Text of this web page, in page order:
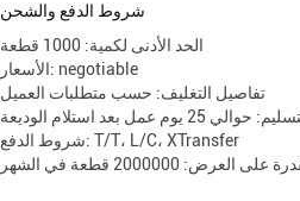
شروط الدفع والشحن
الحد الأدنى لكمية: 1000 قطعة
الأسعار: negotiable
تفاصيل التغليف: حسب متطلبات العميل
25 يوم عمل بعد استلام الوديعة
شروط الدفع: T/T، L/C، XTransfer
على العرض: 2000000 قطعة في الشهر